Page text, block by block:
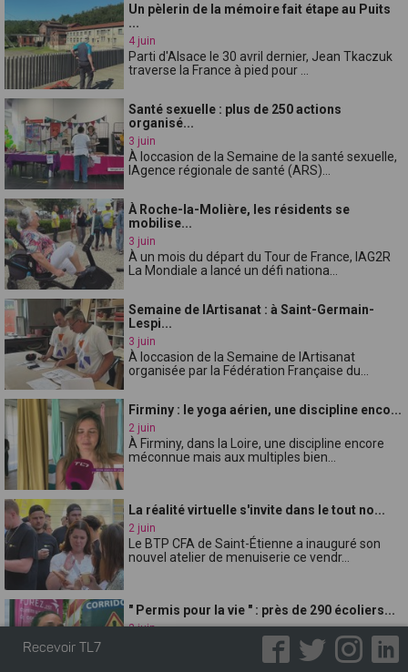
Un pèlerin de la mémoire fait étape au Puits
...
4 juin
Parti d'Alsace le 30 avril dernier, Jean Tkaczuk
traverse la France à pied pour ...
Santé sexuelle : plus de 250 actions
organisé...
3 juin
À loccasion de la Semaine de la santé sexuelle,
lAgence régionale de santé (ARS)...
À Roche-la-Molière, les résidents se
mobilise...
3 juin
À un mois du départ du Tour de France, lAG2R
La Mondiale a lancé un défi nationa...
Semaine de lArtisanat : à Saint-Germain-
Lespi...
3 juin
À loccasion de la Semaine de lArtisanat
organisée par la Fédération Française du...
Firminy : le yoga aérien, une discipline enco...
2 juin
À Firminy, dans la Loire, une discipline encore
méconnue mais aux multiples bien...
La réalité virtuelle s'invite dans le tout no...
2 juin
Le BTP CFA de Saint-Étienne a inauguré son
nouvel atelier de menuiserie ce vendr...
" Permis pour la vie " : près de 290 écoliers...
2 juin
Depuis plus de dix ans, la communauté de
communes de Forez-Est organise l'opérat...
Recevoir TL7